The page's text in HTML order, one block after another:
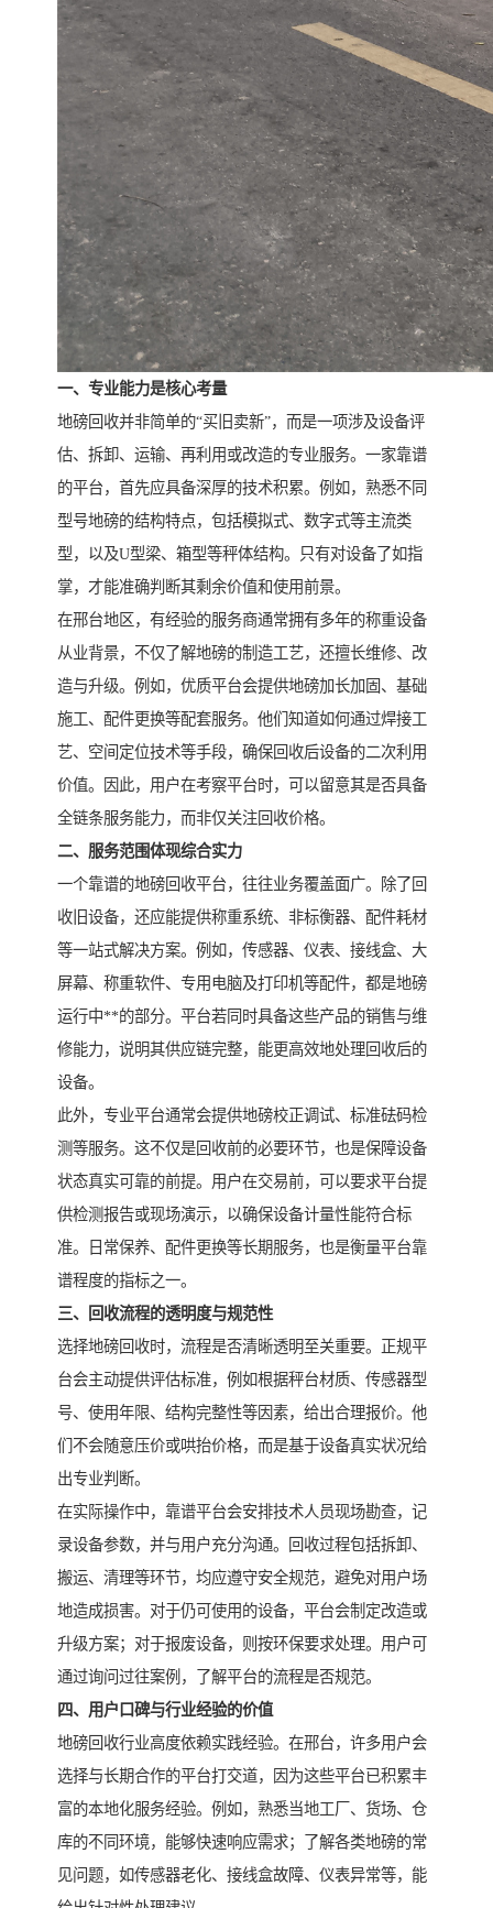
一、专业能力是核心考量
地磅回收并非简单的“买旧卖新”，而是一项涉及设备评
估、拆卸、运输、再利用或改造的专业服务。一家靠谱
的平台，首先应具备深厚的技术积累。例如，熟悉不同
型号地磅的结构特点，包括模拟式、数字式等主流类
型，以及U型梁、箱型等秤体结构。只有对设备了如指
掌，才能准确判断其剩余价值和使用前景。
在邢台地区，有经验的服务商通常拥有多年的称重设备
从业背景，不仅了解地磅的制造工艺，还擅长维修、改
造与升级。例如，优质平台会提供地磅加长加固、基础
施工、配件更换等配套服务。他们知道如何通过焊接工
艺、空间定位技术等手段，确保回收后设备的二次利用
价值。因此，用户在考察平台时，可以留意其是否具备
全链条服务能力，而非仅关注回收价格。
二、服务范围体现综合实力
一个靠谱的地磅回收平台，往往业务覆盖面广。除了回
收旧设备，还应能提供称重系统、非标衡器、配件耗材
等一站式解决方案。例如，传感器、仪表、接线盒、大
屏幕、称重软件、专用电脑及打印机等配件，都是地磅
运行中**的部分。平台若同时具备这些产品的销售与维
修能力，说明其供应链完整，能更高效地处理回收后的
设备。
此外，专业平台通常会提供地磅校正调试、标准砝码检
测等服务。这不仅是回收前的必要环节，也是保障设备
状态真实可靠的前提。用户在交易前，可以要求平台提
供检测报告或现场演示，以确保设备计量性能符合标
准。日常保养、配件更换等长期服务，也是衡量平台靠
谱程度的指标之一。
三、回收流程的透明度与规范性
选择地磅回收时，流程是否清晰透明至关重要。正规平
台会主动提供评估标准，例如根据秤台材质、传感器型
号、使用年限、结构完整性等因素，给出合理报价。他
们不会随意压价或哄抬价格，而是基于设备真实状况给
出专业判断。
在实际操作中，靠谱平台会安排技术人员现场勘查，记
录设备参数，并与用户充分沟通。回收过程包括拆卸、
搬运、清理等环节，均应遵守安全规范，避免对用户场
地造成损害。对于仍可使用的设备，平台会制定改造或
升级方案；对于报废设备，则按环保要求处理。用户可
通过询问过往案例，了解平台的流程是否规范。
四、用户口碑与行业经验的价值
地磅回收行业高度依赖实践经验。在邢台，许多用户会
选择与长期合作的平台打交道，因为这些平台已积累丰
富的本地化服务经验。例如，熟悉当地工厂、货场、仓
库的不同环境，能够快速响应需求；了解各类地磅的常
见问题，如传感器老化、接线盒故障、仪表异常等，能